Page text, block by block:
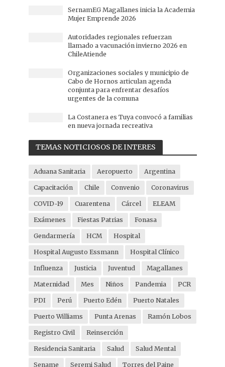
SernamEG Magallanes inicia la Academia
Mujer Emprende 2026
Autoridades regionales refuerzan
llamado a vacunación invierno 2026 en
ChileAtiende
Organizaciones sociales y municipio de
Cabo de Hornos articulan agenda
conjunta para enfrentar desafíos
urgentes de la comuna
La Costanera es Tuya convocó a familias
en nueva jornada recreativa
TEMAS NOTICIOSOS DE INTERES
Aduana Sanitaria Aeropuerto Argentina
Capacitación Chile Convenio Coronavirus
COVID-19 Cuarentena Cárcel ELEAM
Exámenes Fiestas Patrias Fonasa
Gendarmería HCM Hospital
Hospital Augusto Essmann Hospital Clínico
Influenza Justicia Juventud Magallanes
Maternidad Mes Niños Pandemia PCR
PDI Perú Puerto Edén Puerto Natales
Puerto Williams Punta Arenas Ramón Lobos
Registro Civil Reinserción
Residencia Sanitaria Salud Salud Mental
Sename Seremi Salud Torres del Paine